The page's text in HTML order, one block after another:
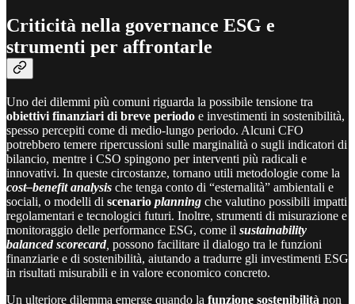
Criticità nella governance ESG e
strumenti per affrontarle
Uno dei dilemmi più comuni riguarda la possibile tensione tra
obiettivi finanziari di breve periodo e investimenti in sostenibilità,
spesso percepiti come di medio-lungo periodo. Alcuni CFO
potrebbero temere ripercussioni sulle marginalità o sugli indicatori di
bilancio, mentre i CSO spingono per interventi più radicali e
innovativi. In queste circostanze, tornano utili metodologie come la
cost–benefit analysis che tenga conto di “esternalità” ambientali e
sociali, o modelli di scenario planning che valutino possibili impatti
regolamentari e tecnologici futuri. Inoltre, strumenti di misurazione e
monitoraggio delle performance ESG, come il sustainability
balanced scorecard, possono facilitare il dialogo tra le funzioni
finanziarie e di sostenibilità, aiutando a tradurre gli investimenti ESG
in risultati misurabili e in valore economico concreto.
Un ulteriore dilemma emerge quando la funzione sostenibilità non